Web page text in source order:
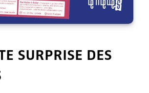
SURPRISE DES